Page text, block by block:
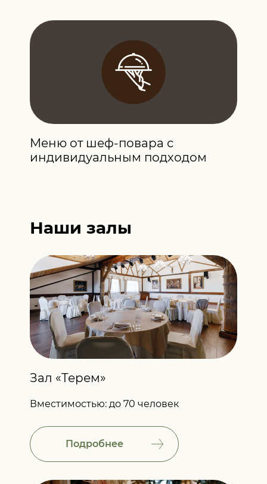
Меню от шеф-повара с
индивидуальным подходом
Наши залы
Зал «Терем»
Вместимостью: до 70 человек
Подробнее